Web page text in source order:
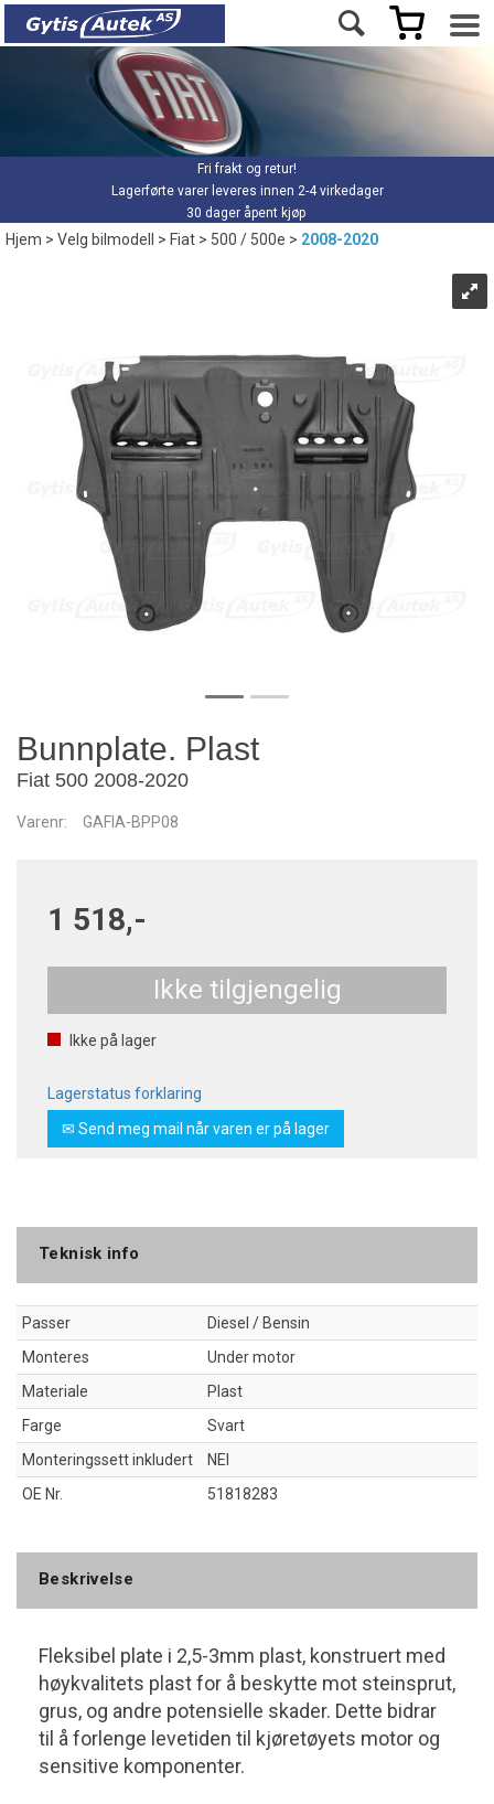
Fri frakt og retur!
Lagerførte varer leveres innen 2-4 virkedager
30 dager åpent kjøp
Hjem>Velg bilmodell >Fiat>500 / 500e>2008-2020
Bunnplate. Plast
Fiat 500 2008-2020
Varenr: GAFIA-BPP08
1 518,-
Ikke tilgjengelig
Ikke på lager
Lagerstatus forklaring
✉ Send meg mail når varen er på lager
Teknisk info
Passer
Diesel / Bensin
Monteres
Under motor
Materiale
Plast
Farge
Svart
Monteringssett inkludert
NEI
OE Nr.
51818283
Beskrivelse
Fleksibel plate i 2,5-3mm plast, konstruert med
høykvalitets plast for å beskytte mot steinsprut,
grus, og andre potensielle skader. Dette bidrar
til å forlenge levetiden til kjøretøyets motor og
sensitive komponenter.